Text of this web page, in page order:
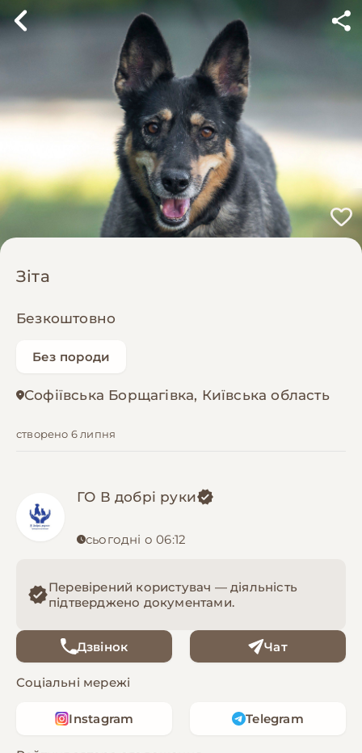
Зіта
Безкоштовно
Без породи
Софіївська Борщагівка, Київська область
створено 6 липня
ГО В добрі руки
сьогодні о 06:12
Перевірений користувач — діяльність
підтверджено документами.
Дзвінок Чат
Соціальні мережі
Instagram Telegram